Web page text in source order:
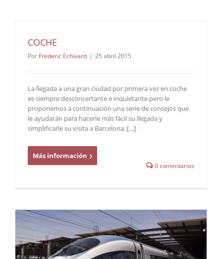
COCHE
Por Frederic Echivard | 25 abril 2015
La llegada a una gran ciudad por primera vez en coche
es siempre desconcertante e inquietante pero le
proponemos a continuación una serie de consejos que
le ayudarán para hacerle más fácil su llegada y
simplificarle su visita a Barcelona. […]
Más información
0 comentarios